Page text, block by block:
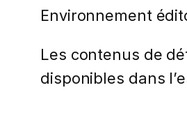
Environnement
Les contenus de
disponibles dans